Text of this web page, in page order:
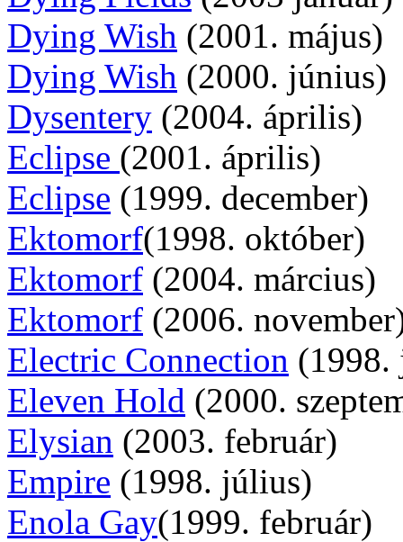
Dying Wish (2001. május)
Dying Wish (2000. június)
Dysentery (2004. április)
Eclipse (2001. április)
Eclipse (1999. december)
Ektomorf(1998. október)
Ektomorf (2004. március)
Ektomorf (2006.
Electric Connection (1998.
Eleven Hold (2000.
Elysian (2003. február)
Empire (1998. július)
Enola Gay(1999. február)